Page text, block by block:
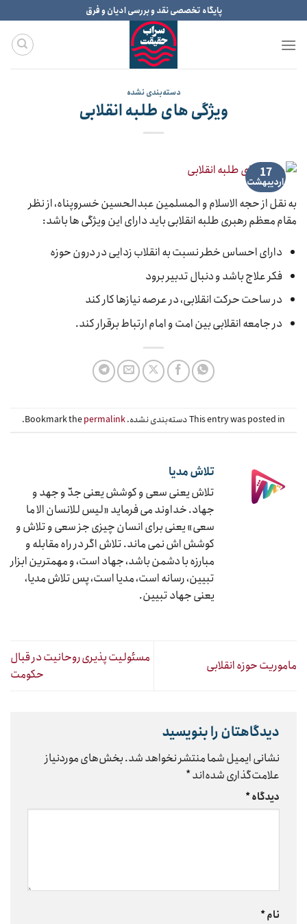
to
content
پایگاه تخصصی نقد و بررسی ادیان و فرق
دسته‌بندی نشده
ویژگی های طلبه انقلابی
17
اردیبهشت
به نقل از حجه الاسلام و المسلمین عبدالحسین خسروپناه، از نظر
مقام معظم رهبری طلبه انقلابی باید دارای این ویژگی ها باشد:
دارای احساس خطر نسبت به انقلاب زدایی در درون حوزه
فکر علاج باشد و دنبال تدبیر برود
در ساحت حرکت انقلابی، در عرصه نیازها کار کند
در جامعه انقلابی بین امت و امام ارتباط برقرار کند.
This entry was posted in دسته‌بندی نشده. Bookmark the permalink
.
تلاش مدیا
تلاش یعنی سعی و کوشش یعنی جدّ و جهد و
جهاد. خداوند می فرماید «لیس للانسان الا ما
سعی» یعنی برای انسان چیزی جز سعی و تلاش و
کوشش اش نمی ماند. تلاش اگر در راه مقابله و
مبارزه با دشمن باشد، جهاد است، و مهمترین ابزار
تبیین، رسانه است، مدیا است، پس تلاش مدیا،
یعنی جهاد تبیین.
ماموریت حوزه انقلابی
مسئولیت پذیری روحانیت در قبال
حکومت
دیدگاهتان را بنویسید
نشانی ایمیل شما منتشر نخواهد شد.بخش‌های موردنیاز
علامت‌گذاری شده‌اند*
دیدگاه*
نام*